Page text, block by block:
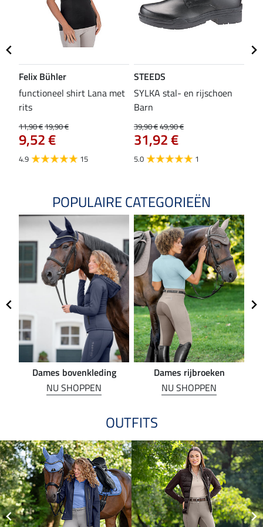
Felix Bühler
functioneel shirt Lana met
rits
11,90 €19,90 €
9,52 €
4.9 15
STEEDS
SYLKA stal- en rijschoen
Barn
39,90 €49,90 €
31,92 €
5.0 1
POPULAIRE CATEGORIEËN
Dames bovenkleding
NU SHOPPEN
Dames rijbroeken
NU SHOPPEN
OUTFITS